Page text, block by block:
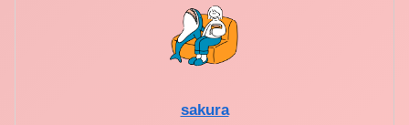
sakura